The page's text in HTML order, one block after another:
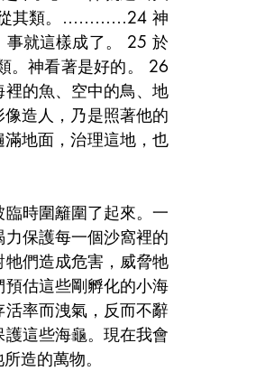
從其類。…………24 神
事就這樣成了。 25 於
。神看著是好的。 26
的魚、空中的鳥、地
造人，乃是照著他的
地面，治理這地，也
時圍籬圍了起來。一
保護每一個沙窩裡的
們造成危害，威脅牠
估這些剛孵化的小海
率而洩氣，反而不辭
這些海龜。現在我會
造的萬物。